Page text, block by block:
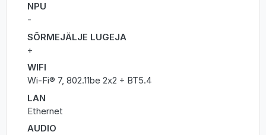
NPU
-
SÕRMEJÄLJE LUGEJA
+
WIFI
Wi-Fi® 7, 802.11be 2x2 + BT5.4
LAN
Ethernet
AUDIO